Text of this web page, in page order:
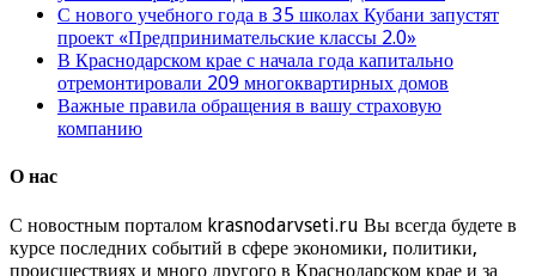
С нового учебного года в 35 школах Кубани запустят
проект «Предпринимательские классы 2.0»
В Краснодарском крае с начала года капитально
отремонтировали 209 многоквартирных домов
Важные правила обращения в вашу страховую
компанию
О нас
С новостным порталом krasnodarvseti.ru Вы всегда будете в
курсе последних событий в сфере экономики, политики,
происшествиях и много другого в Краснодарском крае и за